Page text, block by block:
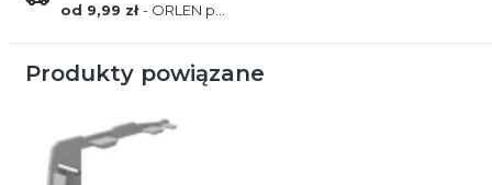
od 9,99 zł- ORLEN paczka
Produkty powiązane